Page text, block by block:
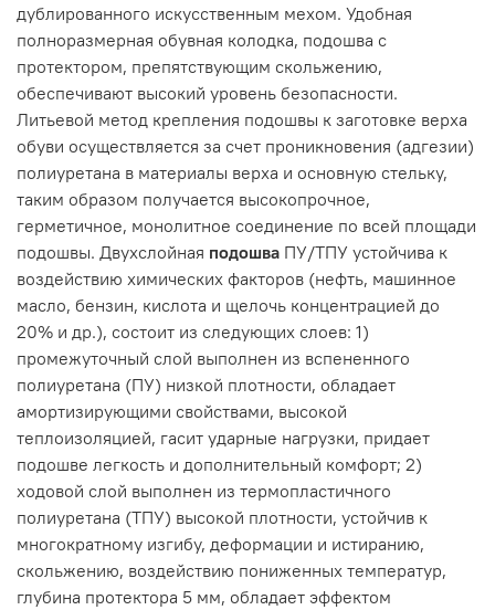
дублированного искусственным мехом. Удобная
полноразмерная обувная колодка, подошва с
протектором, препятствующим скольжению,
обеспечивают высокий уровень безопасности.
Литьевой метод крепления подошвы к заготовке верха
обуви осуществляется за счет проникновения (адгезии)
полиуретана в материалы верха и основную стельку,
таким образом получается высокопрочное,
герметичное, монолитное соединение по всей площади
подошвы. Двухслойная подошва ПУ/ТПУ устойчива к
воздействию химических факторов (нефть, машинное
масло, бензин, кислота и щелочь концентрацией до
20% и др.), состоит из следующих слоев: 1)
промежуточный слой выполнен из вспененного
полиуретана (ПУ) низкой плотности, обладает
амортизирующими свойствами, высокой
теплоизоляцией, гасит ударные нагрузки, придает
подошве легкость и дополнительный комфорт; 2)
ходовой слой выполнен из термопластичного
полиуретана (ТПУ) высокой плотности, устойчив к
многократному изгибу, деформации и истиранию,
скольжению, воздействию пониженных температур,
глубина протектора 5 мм, обладает эффектом